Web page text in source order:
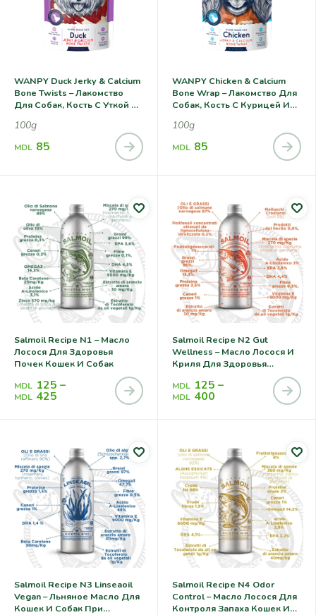
WANPY Duck Jerky & Calcium
Bone Twists – Лакомство
Для Собак, Кость С Уткой И
100g
MDL 85
WANPY Chicken & Calcium
Bone Wrap – Лакомство Для
Собак, Кость С Курицей И
100g
MDL 85
Salmoil Recipe N1 – Масло
Лосося Для Здоровья
Почек Кошек И Собак
MDL 125 –
MDL 425
Salmoil Recipe N2 Gut
Wellness – Масло Лосося И
Криля Для Здоровья
Кишечника Кошек И Собак
MDL 125 –
MDL 400
Salmoil Recipe N3 Linseaoil
Vegan – Льняное Масло Для
Кошек И Собак При
Salmoil Recipe N4 Odor
Control – Масло Лосося Для
Контроля Запаха Кошек И